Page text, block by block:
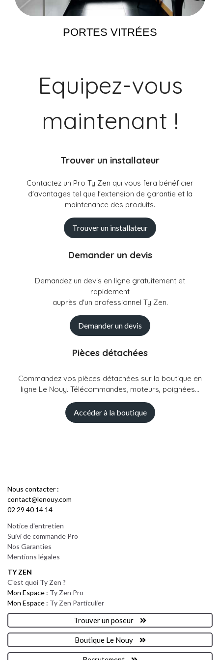
PORTES VITRÉES
Equipez-vous
maintenant !
Trouver un installateur
Contactez un Pro Ty Zen qui vous fera bénéficier
d'avantages tel que l'extension de garantie et la
maintenance des produits.
Trouver un installateur
Demander un devis
Demandez un devis en ligne gratuitement et
rapidement
auprès d'un professionnel Ty Zen.
Demander un devis
Pièces détachées
Commandez vos pièces détachées sur la boutique en
ligne Le Nouy. Télécommandes, moteurs, poignées...
Accéder à la boutique
Nous contacter :
contact@lenouy.com
02 29 40 14 14
Notice d'entretien
Suivi de commande Pro
Nos Garanties
Mentions légales
TY ZEN
C'est quoi Ty Zen ?
Mon Espace : Ty Zen Pro
Mon Espace : Ty Zen Particulier
Trouver un poseur
Boutique Le Nouy